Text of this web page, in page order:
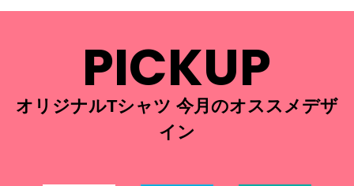
PICKUP
オリジナルTシャツ 今月のオススメデザ
イン